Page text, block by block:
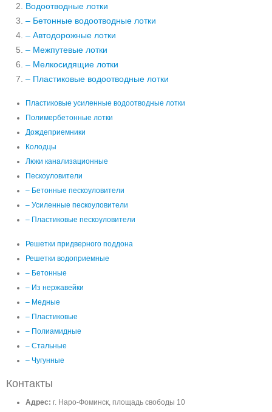
Водоотводные лотки
– Бетонные водоотводные лотки
– Автодорожные лотки
– Межпутевые лотки
– Мелкосидящие лотки
– Пластиковые водоотводные лотки
Пластиковые усиленные водоотводные лотки
Полимербетонные лотки
Дождеприемники
Колодцы
Люки канализационные
Пескоуловители
– Бетонные пескоуловители
– Усиленные пескоуловители
– Пластиковые пескоуловители
Решетки придверного поддона
Решетки водоприемные
– Бетонные
– Из нержавейки
– Медные
– Пластиковые
– Полиамидные
– Стальные
– Чугунные
Контакты
Адрес: г. Наро-Фоминск, площадь свободы 10